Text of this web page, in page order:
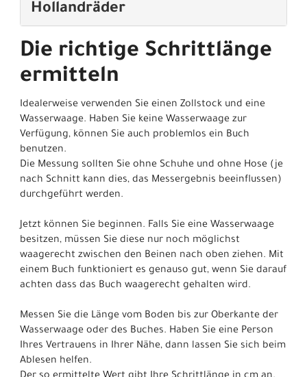
Hollandräder
Die richtige Schrittlänge
ermitteln
Idealerweise verwenden Sie einen Zollstock und eine
Wasserwaage. Haben Sie keine Wasserwaage zur
Verfügung, können Sie auch problemlos ein Buch
benutzen.
Die Messung sollten Sie ohne Schuhe und ohne Hose (je
nach Schnitt kann dies, das Messergebnis beeinflussen)
durchgeführt werden.
Jetzt können Sie beginnen. Falls Sie eine Wasserwaage
besitzen, müssen Sie diese nur noch möglichst
waagerecht zwischen den Beinen nach oben ziehen. Mit
einem Buch funktioniert es genauso gut, wenn Sie darauf
achten dass das Buch waagerecht gehalten wird.
Messen Sie die Länge vom Boden bis zur Oberkante der
Wasserwaage oder des Buches. Haben Sie eine Person
Ihres Vertrauens in Ihrer Nähe, dann lassen Sie sich beim
Ablesen helfen.